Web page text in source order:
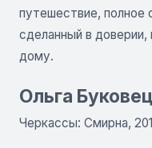
путешествие, полное
сделанный в
дому.
Ольга
Черкассы: Смирна,